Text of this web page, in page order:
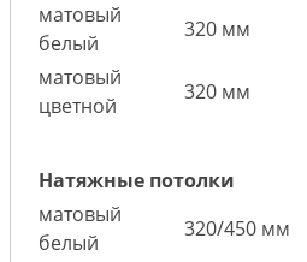
матовый
белый
320 мм
матовый
цветной
320 мм
Натяжные потолки
матовый
белый
320/450 мм